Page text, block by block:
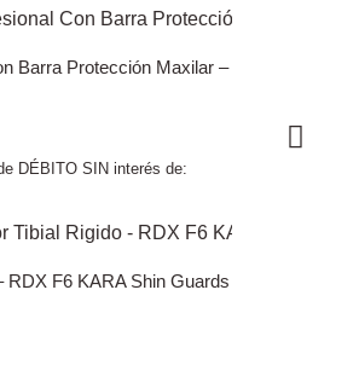
Barra Protección Maxilar –
DÉBITO SIN interés de:
RDX F6 KARA Shin Guards